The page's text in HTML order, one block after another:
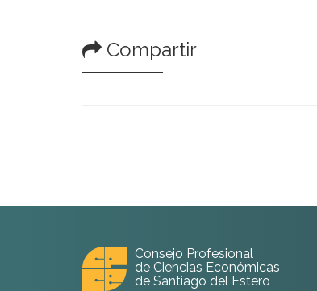
Compartir
Consejo Profesional
de Ciencias Económicas
de Santiago del Estero